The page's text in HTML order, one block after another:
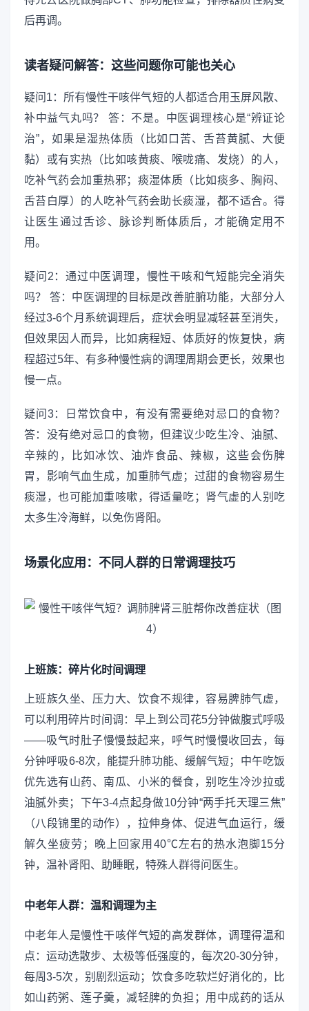
后再调。
读者疑问解答：这些问题你可能也关心
疑问1：所有慢性干咳伴气短的人都适合用玉屏风散、
补中益气丸吗？ 答：不是。中医调理核心是“辨证论
治”，如果是湿热体质（比如口苦、舌苔黄腻、大便
黏）或有实热（比如咳黄痰、喉咙痛、发烧）的人，
吃补气药会加重热邪；痰湿体质（比如痰多、胸闷、
舌苔白厚）的人吃补气药会助长痰湿，都不适合。得
让医生通过舌诊、脉诊判断体质后，才能确定用不
用。
疑问2：通过中医调理，慢性干咳和气短能完全消失
吗？ 答：中医调理的目标是改善脏腑功能，大部分人
经过3-6个月系统调理后，症状会明显减轻甚至消失，
但效果因人而异，比如病程短、体质好的恢复快，病
程超过5年、有多种慢性病的调理周期会更长，效果也
慢一点。
疑问3：日常饮食中，有没有需要绝对忌口的食物？
答：没有绝对忌口的食物，但建议少吃生冷、油腻、
辛辣的，比如冰饮、油炸食品、辣椒，这些会伤脾
胃，影响气血生成，加重肺气虚；过甜的食物容易生
痰湿，也可能加重咳嗽，得适量吃；肾气虚的人别吃
太多生冷海鲜，以免伤肾阳。
场景化应用：不同人群的日常调理技巧
上班族：碎片化时间调理
上班族久坐、压力大、饮食不规律，容易脾肺气虚，
可以利用碎片时间调：早上到公司花5分钟做腹式呼吸
——吸气时肚子慢慢鼓起来，呼气时慢慢收回去，每
分钟呼吸6-8次，能提升肺功能、缓解气短；中午吃饭
优先选有山药、南瓜、小米的餐食，别吃生冷沙拉或
油腻外卖；下午3-4点起身做10分钟“两手托天理三焦”
（八段锦里的动作），拉伸身体、促进气血运行，缓
解久坐疲劳；晚上回家用40℃左右的热水泡脚15分
钟，温补肾阳、助睡眠，特殊人群得问医生。
中老年人群：温和调理为主
中老年人是慢性干咳伴气短的高发群体，调理得温和
点：运动选散步、太极等低强度的，每次20-30分钟，
每周3-5次，别剧烈运动；饮食多吃软烂好消化的，比
如山药粥、莲子羹，减轻脾的负担；用中成药的话从